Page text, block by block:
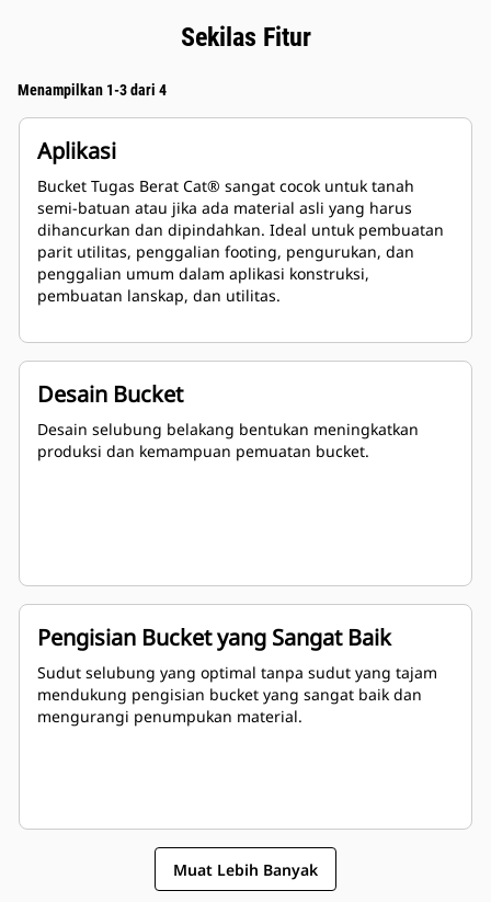
Sekilas Fitur
Menampilkan 1-3 dari 4
Aplikasi
Bucket Tugas Berat Cat® sangat cocok untuk tanah
semi-batuan atau jika ada material asli yang harus
dihancurkan dan dipindahkan. Ideal untuk pembuatan
parit utilitas, penggalian footing, pengurukan, dan
penggalian umum dalam aplikasi konstruksi,
pembuatan lanskap, dan utilitas.
Desain Bucket
Desain selubung belakang bentukan meningkatkan
produksi dan kemampuan pemuatan bucket.
Pengisian Bucket yang Sangat Baik
Sudut selubung yang optimal tanpa sudut yang tajam
mendukung pengisian bucket yang sangat baik dan
mengurangi penumpukan material.
Muat Lebih Banyak